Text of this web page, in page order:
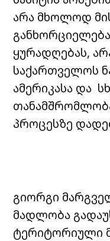
არა მხოლოდ
ყურადღებას,
საქართველოს
ამერიკასა და
პროცესზე
გიორგი
მადლობა
ტერიტორიული